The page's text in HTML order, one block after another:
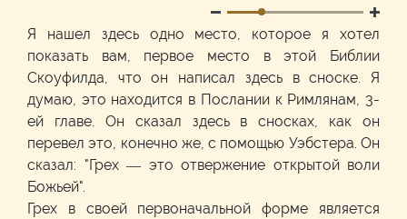
Я нашел здесь одно место, которое я хотел
показать вам, первое место в этой Библии
Скоуфилда, что он написал здесь в сноске. Я
думаю, это находится в Послании к Римлянам, 3-
ей главе. Он сказал здесь в сносках, как он
перевел это, конечно же, с помощью Уэбстера. Он
сказал: "Грех — это отвержение открытой воли
Божьей".
Грех в своей первоначальной форме является